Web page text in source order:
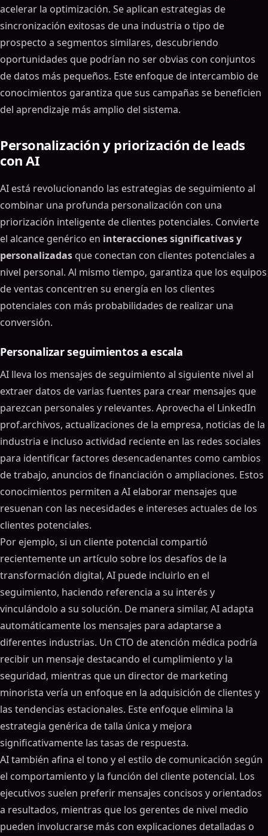
acelerar la optimización. Se aplican estrategias de
sincronización exitosas de una industria o tipo de
prospecto a segmentos similares, descubriendo
oportunidades que podrían no ser obvias con conjuntos
de datos más pequeños. Este enfoque de intercambio de
conocimientos garantiza que sus campañas se beneficien
del aprendizaje más amplio del sistema.
Personalización y priorización de leads
con AI
AI está revolucionando las estrategias de seguimiento al
combinar una profunda personalización con una
priorización inteligente de clientes potenciales. Convierte
el alcance genérico en interacciones significativas y
personalizadas que conectan con clientes potenciales a
nivel personal. Al mismo tiempo, garantiza que los equipos
de ventas concentren su energía en los clientes
potenciales con más probabilidades de realizar una
conversión.
Personalizar seguimientos a escala
AI lleva los mensajes de seguimiento al siguiente nivel al
extraer datos de varias fuentes para crear mensajes que
parezcan personales y relevantes. Aprovecha el LinkedIn
prof.archivos, actualizaciones de la empresa, noticias de la
industria e incluso actividad reciente en las redes sociales
para identificar factores desencadenantes como cambios
de trabajo, anuncios de financiación o ampliaciones. Estos
conocimientos permiten a AI elaborar mensajes que
resuenan con las necesidades e intereses actuales de los
clientes potenciales.
Por ejemplo, si un cliente potencial compartió
recientemente un artículo sobre los desafíos de la
transformación digital, AI puede incluirlo en el
seguimiento, haciendo referencia a su interés y
vinculándolo a su solución. De manera similar, AI adapta
automáticamente los mensajes para adaptarse a
diferentes industrias. Un CTO de atención médica podría
recibir un mensaje destacando el cumplimiento y la
seguridad, mientras que un director de marketing
minorista vería un enfoque en la adquisición de clientes y
las tendencias estacionales. Este enfoque elimina la
estrategia genérica de talla única y mejora
significativamente las tasas de respuesta.
AI también afina el tono y el estilo de comunicación según
el comportamiento y la función del cliente potencial. Los
ejecutivos suelen preferir mensajes concisos y orientados
a resultados, mientras que los gerentes de nivel medio
pueden involucrarse más con explicaciones detalladas o